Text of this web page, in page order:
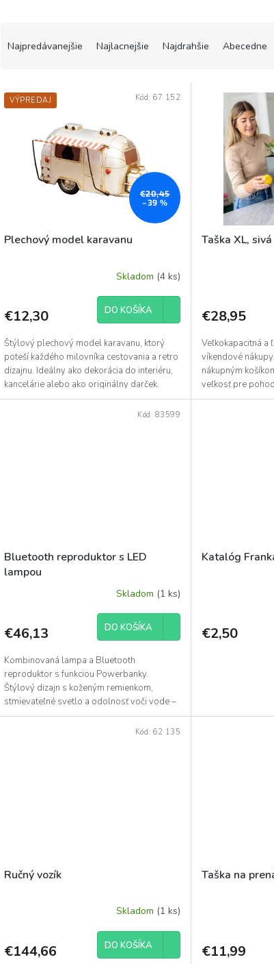
n
o
Najpredávanejšie Najlacnejšie Najdrahšie Abecedne
V
ý
k
VÝPREDAJ
€20,45
–39 %
Plechový model karavanu
Skladom (4 ks)
€12,30 DO KOŠÍKA
Štýlový plechový model karavanu, ktorý
poteší každého milovníka cestovania a retro
dizajnu. Ideálny ako dekorácia do interiéru,
kancelárie alebo ako originálny darček.
Ručne...
Kód: 67 152
Taška XL, sivá
€28,95
Veľkokapacitná a
víkendové
nákupným
veľkosť pre
dostatok...
Bluetooth reproduktor s LED
lampou
Skladom (1 ks)
€46,13 DO KOŠÍKA
Kombinovaná lampa a Bluetooth
reproduktor s funkciou Powerbanky.
Štýlový dizajn s koženým remienkom,
stmievateľné svetlo a odolnosť voči vode –
ideálne pre kemping.
Kód: 83599
Katalóg
€2,50
Ručný vozík
Skladom (1 ks)
€144,66 DO KOŠÍKA
Kód: 62 135
Taška na
€11,99